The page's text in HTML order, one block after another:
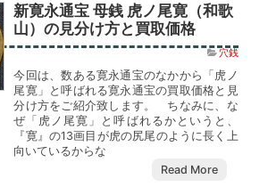
新寛永通宝 母銭 虎ノ尾寛（和歌
山）の見分け方と買取価格
穴銭
今回は、数ある寛永通宝のなかから「虎ノ
尾寛」と呼ばれる寛永通宝の買取価格と見
分け方をご紹介致します。 ちなみに、な
ぜ「虎ノ尾寛」と呼ばれるかというと、
『寛』の13画目が虎の尻尾のように長く上
向いているからな
Read More